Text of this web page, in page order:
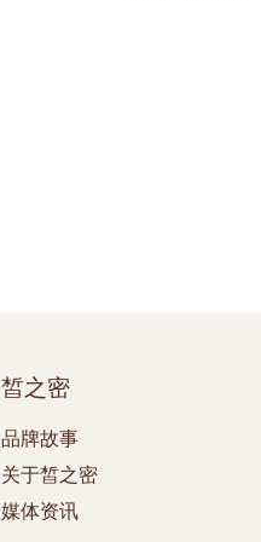
皙之密
品牌故事
关于皙之密
媒体资讯